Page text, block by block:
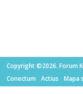
Copyright ©2026. Forum
Conectum
Actius Mapa